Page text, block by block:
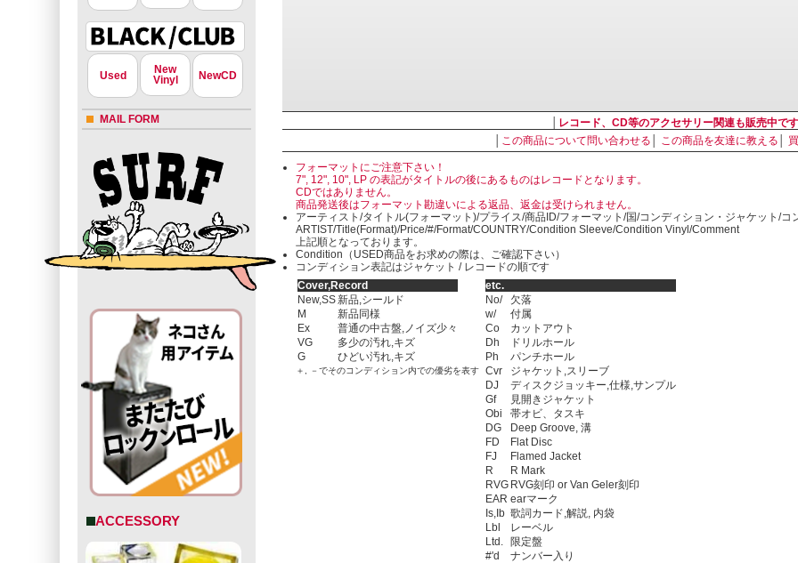
Used
New
Vinyl
NewCD
MAIL FORM
ACCESSORY
レコード、CD等のアクセサリー関連も販売中です
この商品について問い合わせる この商品を友達に教える
フォーマットにご注意下さい！
7", 12", 10", LP の表記がタイトルの後にあるものはレコードとなります。
CDではありません。
商品発送後はフォーマット勘違いによる返品、返金は受けられません。
アーティスト/タイトル(フォーマット)/プライス/商品ID/フォーマット/国/コンディション・ジャケット/コ
ARTIST/Title(Format)/Price/#/Format/COUNTRY/Condition Sleeve/Condition Vinyl/Comment
上記順となっております。
Condition（USED商品をお求めの際は、ご確認下さい）
コンディション表記はジャケット / レコードの順です
Cover,Record
New,SS新品,シールド
M
新品同様
Ex
普通の中古盤,ノイズ少々
VG
多少の汚れ,キズ
G
ひどい汚れ,キズ
＋, －でそのコンディション内での優劣を表す
etc.
No/
欠落
w/
付属
Co
カットアウト
Dh
ドリルホール
Ph
パンチホール
Cvr
ジャケット,スリーブ
DJ
ディスクジョッキー,仕様,サンプル
Gf
見開きジャケット
Obi
帯オビ、タスキ
DG
Deep Groove, 溝
FD
Flat Disc
FJ
Flamed Jacket
R
R Mark
RVG RVG刻印 or Van Geler刻印
EAR earマーク
Is,Ib 歌詞カード,解説, 内袋
Lbl
レーベル
Ltd.
限定盤
#'d
ナンバー入り